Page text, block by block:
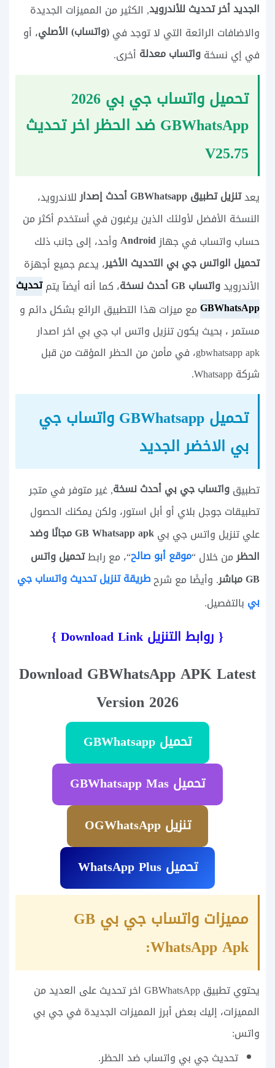
الجديد أخر تحديث للأندرويد, الكثير من المميزات الجديدة
والاضافات الرائعة التي لا توجد في(واتساب) الأصلي، أو
في إي نسخةواتساب معدلة أخرى.
تحميل واتساب جي بي 2026
GBWhatsApp ضد الحظر اخر تحديث
V25.75
يعدتنزيل تطبيق GBWhatsapp أحدث إصدار
للاندرويد،
النسخة الأفضل لأولئك الذين يرغبون في أستخدم أكثر من
حساب واتساب في جهازAndroidوأحد، إلى جانب ذلك
تحميل الواتس جي بي التحديث الأخير، يدعم جميع أجهزة
الأندرويدواتساب GB أحدث نسخة ، كما أنه أيضآ يتمتحديث
GBWhatsAppمع ميزات هذا التطبيق الرائع بشكل دائم و
مستمر ، بحيث يكون تنزيل واتس اب جي بي اخر اصدار
gbwhatsapp apk، في مأمن من الحظر المؤقت من قبل
شركة Whatsapp.
تحميل GBWhatsapp واتساب جي
بي الاخضر الجديد
تطبيقواتساب جي بي أحدث نسخة, غير متوفر في متجر
تطبيقات جوجل بلاي أو أبل استور، ولكن يمكنك الحصول
علي تنزيل واتس جي بي
GB Whatsapp apk مجانًا وضد
الحظرمن خلال “موقع أبو صالح“، مع رابطتحميل واتس
GB مباشر
. وأيضًا مع شرحطريقة تنزيل تحديث واتساب جي
بي بالتفصيل.
{ روابط التنزيل Download Link }
Download GBWhatsApp APK Latest
Version 2026
تحميل GBWhatsapp
تحميل GBWhatsapp Mas
تنزيل OGWhatsApp
تحميل WhatsApp Plus
مميزات واتساب جي بي GB
WhatsApp Apk:
يحتوي تطبيق GBWhatsApp اخر تحديث على العديد من
المميزات، إليك بعض أبرز المميزات الجديدة في جي بي
واتس:
تحديث جي بي واتساب ضد الحظر.